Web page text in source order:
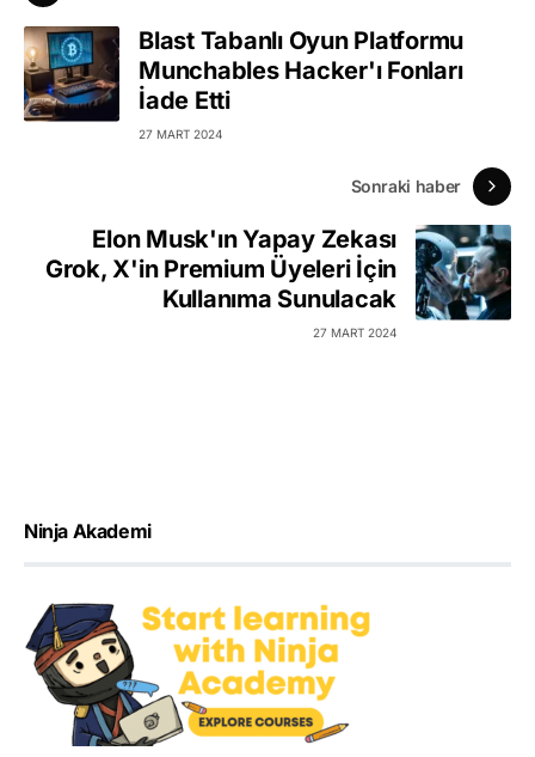
Blast Tabanlı Oyun Platformu
Munchables Hacker'ı Fonları
İade Etti
27 MART 2024
Sonraki haber
Elon Musk'ın Yapay Zekası
Grok, X'in Premium Üyeleri İçin
Kullanıma Sunulacak
27 MART 2024
Ninja Akademi